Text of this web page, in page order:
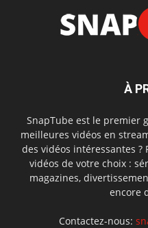
À
SnapTube est le premier
meilleures vidéos en
des vidéos intéressantes ?
vidéos de votre choix :
magazines,
encore
Contactez-nous: